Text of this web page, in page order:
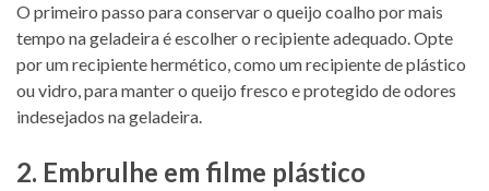
O primeiro passo para conservar o queijo coalho por mais
tempo na geladeira é escolher o recipiente adequado. Opte
por um recipiente hermético, como um recipiente de plástico
ou vidro, para manter o queijo fresco e protegido de odores
indesejados na geladeira.
2. Embrulhe em filme plástico